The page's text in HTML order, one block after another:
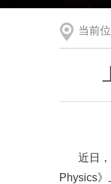
当前位
近日
Physics